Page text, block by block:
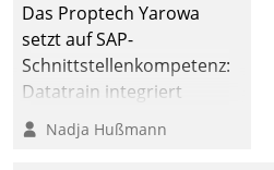
Das Proptech Yarowa
setzt auf SAP-
Schnittstellenkompetenz:
Datatrain integriert
Yarowas Portal zur
Vergabe und Verwaltung
Nadja Hußmann